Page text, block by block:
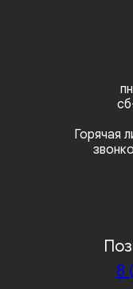
Горячая
8